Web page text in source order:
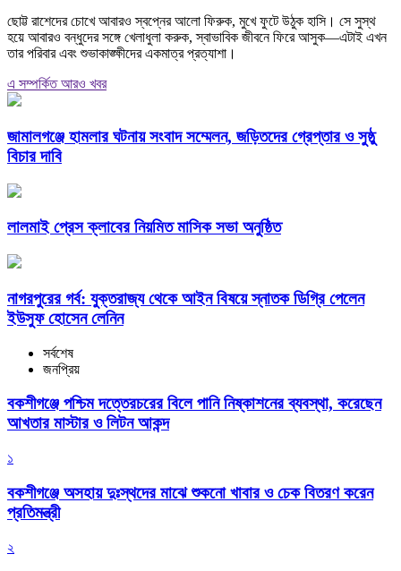
ছোট্ট রাশেদের চোখে আবারও স্বপ্নের আলো ফিরুক, মুখে ফুটে উঠুক হাসি। সে সুস্থ
হয়ে আবারও বন্ধুদের সঙ্গে খেলাধুলা করুক, স্বাভাবিক জীবনে ফিরে আসুক—এটাই এখন
তার পরিবার এবং শুভাকাঙ্ক্ষীদের একমাত্র প্রত্যাশা।
এ সম্পর্কিত আরও খবর
জামালগঞ্জে হামলার ঘটনায় সংবাদ সম্মেলন, জড়িতদের গ্রেপ্তার ও সুষ্ঠু
বিচার দাবি
লালমাই প্রেস ক্লাবের নিয়মিত মাসিক সভা অনুষ্ঠিত
নাগরপুরের গর্ব: যুক্তরাজ্য থেকে আইন বিষয়ে স্নাতক ডিগ্রি পেলেন
ইউসুফ হোসেন লেনিন
সর্বশেষ
জনপ্রিয়
বকশীগঞ্জে পশ্চিম দত্তেরচরের বিলে পানি নিষ্কাশনের ব্যবস্থা, করেছেন
আখতার মাস্টার ও লিটন আকন্দ
১
বকশীগঞ্জে অসহায় দুঃস্থদের মাঝে শুকনো খাবার ও চেক বিতরণ করেন
প্রতিমন্ত্রী
২